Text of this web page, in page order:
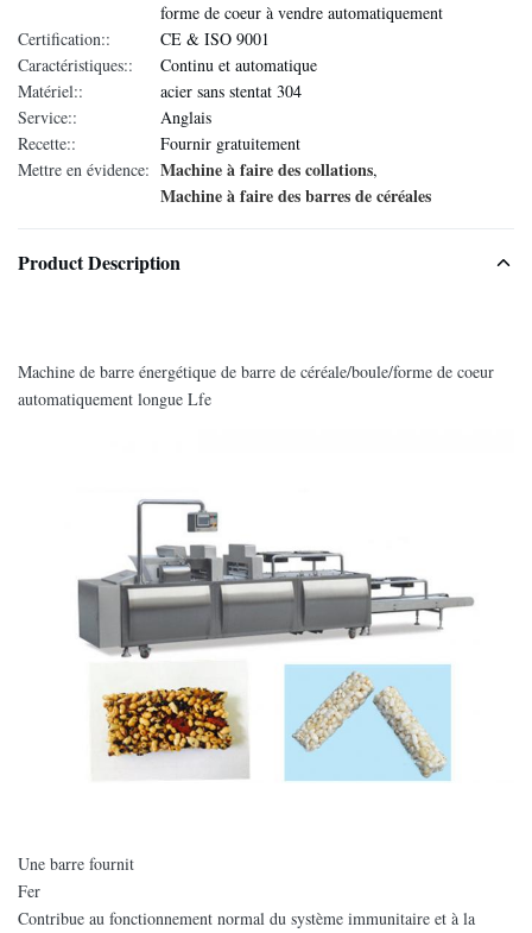
forme de coeur à vendre automatiquement
Certification::
CE & ISO 9001
Caractéristiques::
Continu et automatique
Matériel::
acier sans stentat 304
Service::
Anglais
Recette::
Fournir gratuitement
Mettre en évidence: Machine à faire des collations,
Machine à faire des barres de céréales
Product Description
Machine de barre énergétique de barre de céréale/boule/forme de coeur
automatiquement longue Lfe
Une barre fournit
Fer
Contribue au fonctionnement normal du système immunitaire et à la